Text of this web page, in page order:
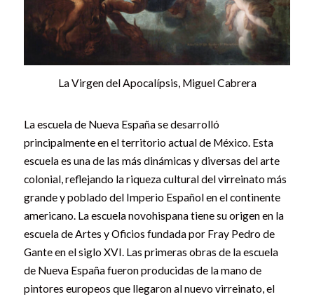
La Virgen del Apocalípsis, Miguel Cabrera
La escuela de Nueva España se desarrolló
principalmente en el territorio actual de México. Esta
escuela es una de las más dinámicas y diversas del arte
colonial, reflejando la riqueza cultural del virreinato más
grande y poblado del Imperio Español en el continente
americano. La escuela novohispana tiene su origen en la
escuela de Artes y Oficios fundada por Fray Pedro de
Gante en el siglo XVI. Las primeras obras de la escuela
de Nueva España fueron producidas de la mano de
pintores europeos que llegaron al nuevo virreinato, el